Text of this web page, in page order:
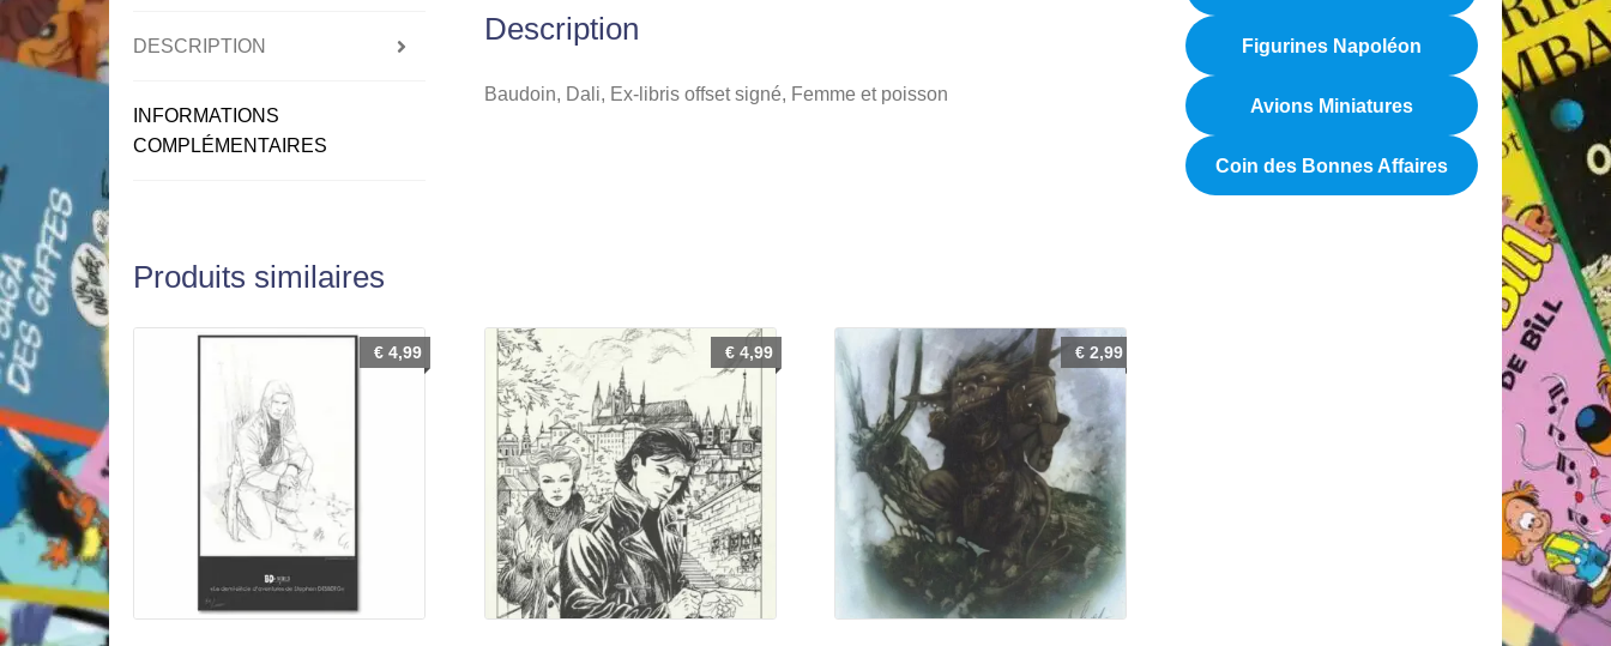
DESCRIPTION
INFORMATIONS
COMPLÉMENTAIRES
Description
Baudoin, Dali, Ex-libris offset signé, Femme et poisson
Produits similaires
€4,99 €4,99 € 2,99
Figurines Napoléon
Avions Miniatures
Coin des Bonnes Affaires